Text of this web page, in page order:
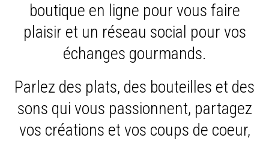
boutique en ligne pour vous faire
plaisir et un réseau social pour vos
échanges gourmands.
Parlez des plats, des bouteilles et des
sons qui vous passionnent, partagez
vos créations et vos coups de coeur,